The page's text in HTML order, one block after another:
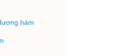
hàm